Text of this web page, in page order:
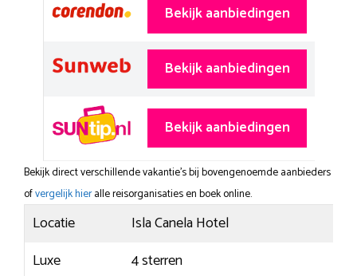
Bekijk aanbiedingen
Bekijk aanbiedingen
Bekijk aanbiedingen
Bekijk direct verschillende vakantie's bij bovengenoemde aanbieders
ofvergelijk hieralle reisorganisaties en boek online.
Locatie
Isla Canela Hotel
Luxe
4 sterren